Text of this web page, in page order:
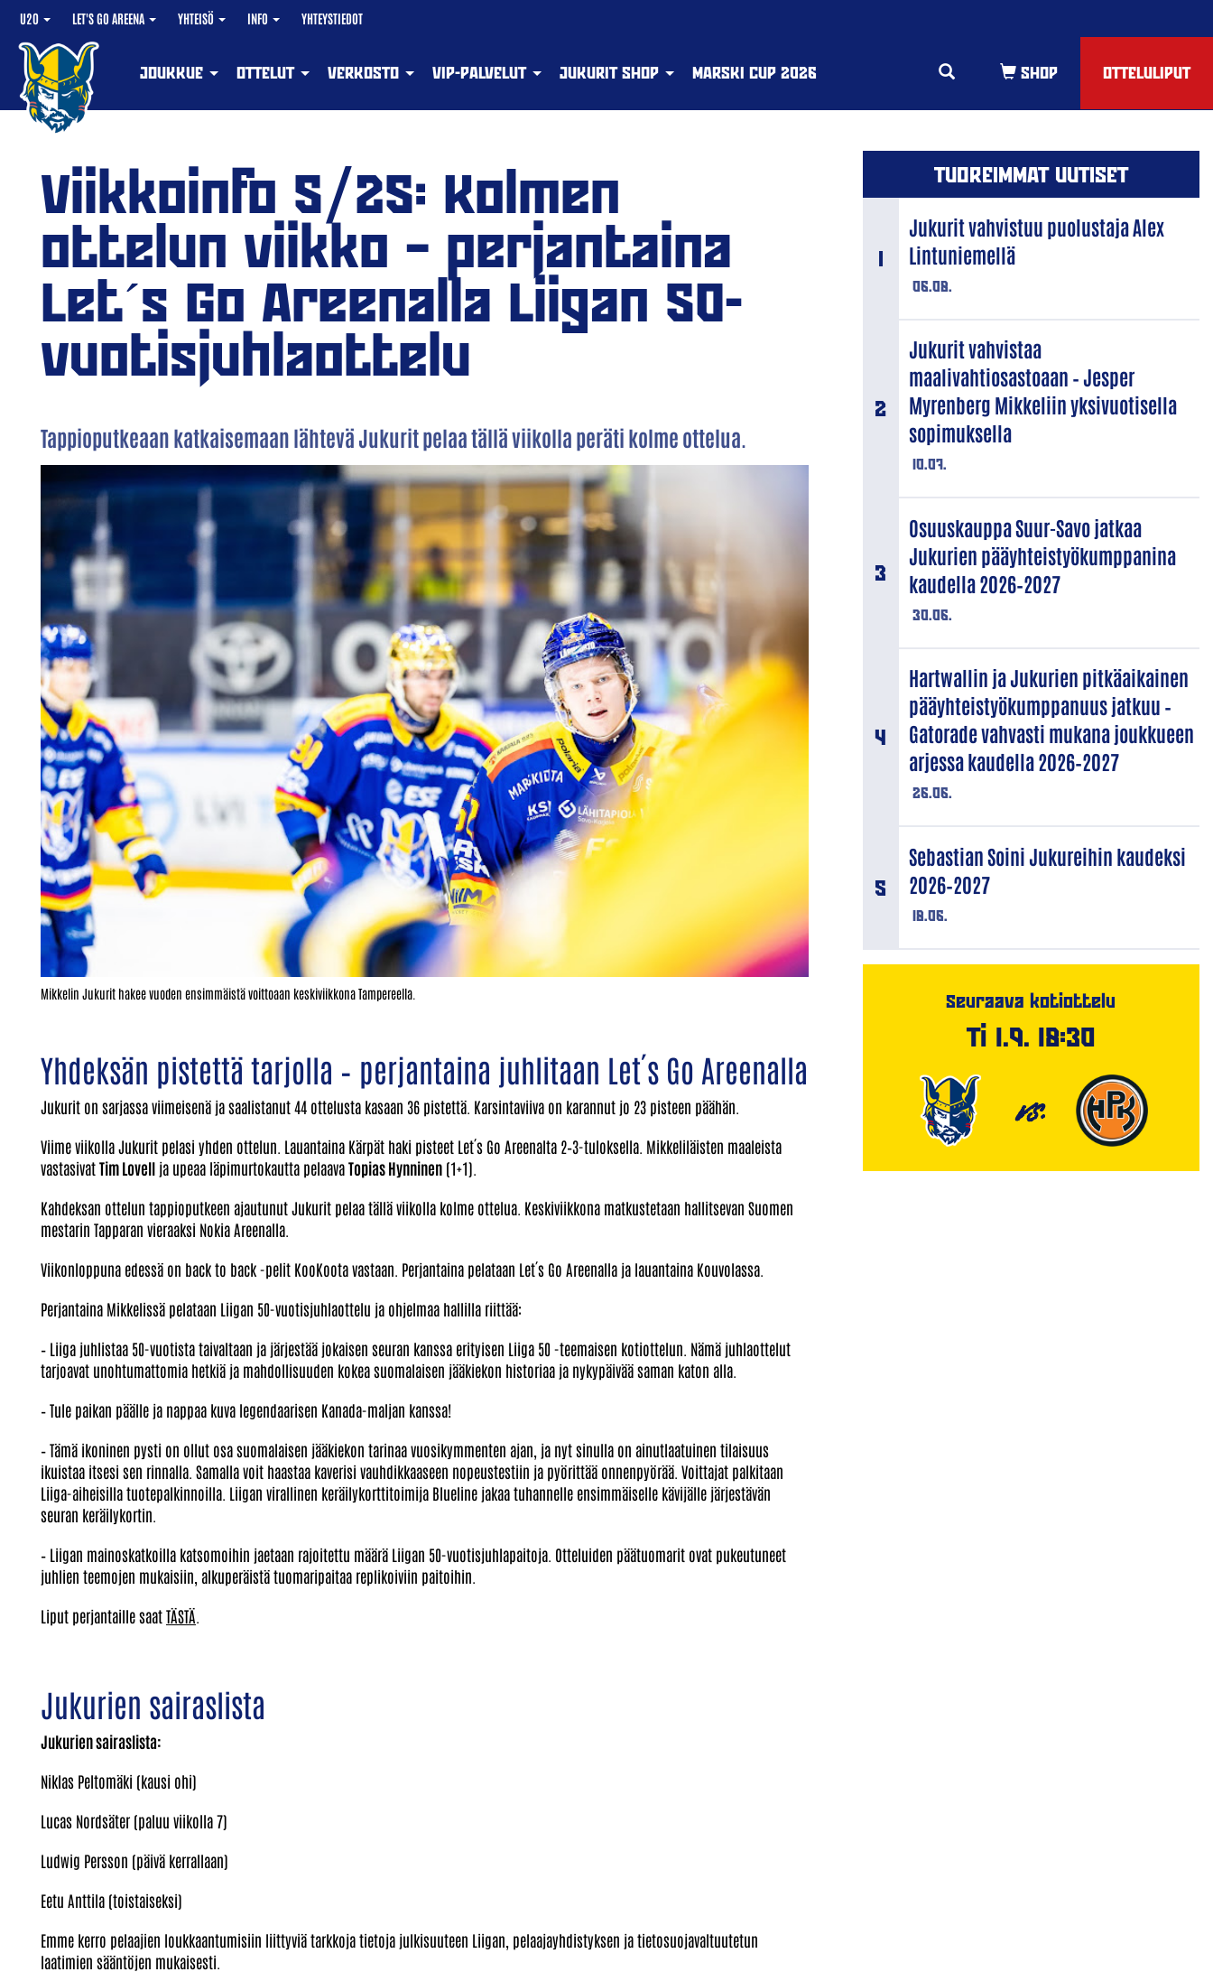
U20 LET'S GO AREENA YHTEISÖ INFO YHTEYSTIEDOT
OTTELULIPUT
JOUKKUE OTTELUT VERKOSTO VIP-PALVELUT JUKURIT SHOP MARSKI CUP 2026
Viikkoinfo 5/25: Kolmen
ottelun viikko – perjantaina
Let´s Go Areenalla Liigan 50-
vuotisjuhlaottelu
Tappioputkeaan katkaisemaan lähtevä Jukurit pelaa tällä viikolla peräti kolme ottelua.
Mikkelin Jukurit hakee vuoden ensimmäistä voittoaan keskiviikkona Tampereella.
Yhdeksän pistettä tarjolla – perjantaina juhlitaan Let´s Go Areenalla
Jukurit on sarjassa viimeisenä ja saalistanut 44 ottelusta kasaan 36 pistettä. Karsintaviiva on karannut jo 23 pisteen päähän.
Viime viikolla Jukurit pelasi yhden ottelun. Lauantaina Kärpät haki pisteet Let´s Go Areenalta 2–3-tuloksella. Mikkeliläisten maaleista
vastasivatTim Lovell ja upeaa läpimurtokautta pelaavaTopias Hynninen (1+1).
Kahdeksan ottelun tappioputkeen ajautunut Jukurit pelaa tällä viikolla kolme ottelua. Keskiviikkona matkustetaan hallitsevan Suomen
mestarin Tapparan vieraaksi Nokia Areenalla.
Viikonloppuna edessä on back to back -pelit KooKoota vastaan. Perjantaina pelataan Let´s Go Areenalla ja lauantaina Kouvolassa.
Perjantaina Mikkelissä pelataan Liigan 50-vuotisjuhlaottelu ja ohjelmaa hallilla riittää:
– Liiga juhlistaa 50-vuotista taivaltaan ja järjestää jokaisen seuran kanssa erityisen Liiga 50 -teemaisen kotiottelun. Nämä juhlaottelut
tarjoavat unohtumattomia hetkiä ja mahdollisuuden kokea suomalaisen jääkiekon historiaa ja nykypäivää saman katon alla.
– Tule paikan päälle ja nappaa kuva legendaarisen Kanada-maljan kanssa!
– Tämä ikoninen pysti on ollut osa suomalaisen jääkiekon tarinaa vuosikymmenten ajan, ja nyt sinulla on ainutlaatuinen tilaisuus
ikuistaa itsesi sen rinnalla. Samalla voit haastaa kaverisi vauhdikkaaseen nopeustestiin ja pyörittää onnenpyörää. Voittajat palkitaan
Liiga-aiheisilla tuotepalkinnoilla. Liigan virallinen keräilykorttitoimija Blueline jakaa tuhannelle ensimmäiselle kävijälle järjestävän
seuran keräilykortin.
– Liigan mainoskatkoilla katsomoihin jaetaan rajoitettu määrä Liigan 50-vuotisjuhlapaitoja. Otteluiden päätuomarit ovat pukeutuneet
juhlien teemojen mukaisiin, alkuperäistä tuomaripaitaa replikoiviin paitoihin.
Liput perjantaille saatTÄSTÄ
Jukurien sairaslista
Jukurien sairaslista:
Niklas Peltomäki (kausi ohi)
Lucas Nordsäter (paluu viikolla 7)
Ludwig Persson (päivä kerrallaan)
Eetu Anttila (toistaiseksi)
Emme kerro pelaajien loukkaantumisiin liittyviä tarkkoja tietoja julkisuuteen Liigan, pelaajayhdistyksen ja tietosuojavaltuutetun
laatimien sääntöjen mukaisesti.
TUOREIMMAT UUTISET
06.08.
Jukurit vahvistuu puolustaja Alex
Lintuniemellä
10.07.
Jukurit vahvistaa
maalivahtiosastoaan – Jesper
Myrenberg Mikkeliin yksivuotisella
sopimuksella
30.06.
Osuuskauppa Suur-Savo jatkaa
Jukurien pääyhteistyökumppanina
kaudella 2026–2027
26.06.
Hartwallin ja Jukurien pitkäaikainen
pääyhteistyökumppanuus jatkuu –
Gatorade vahvasti mukana joukkueen
arjessa kaudella 2026–2027
18.06.
Sebastian Soini Jukureihin kaudeksi
2026–2027
Seuraava kotiottelu
Ti 1.9. 18:30
VS.